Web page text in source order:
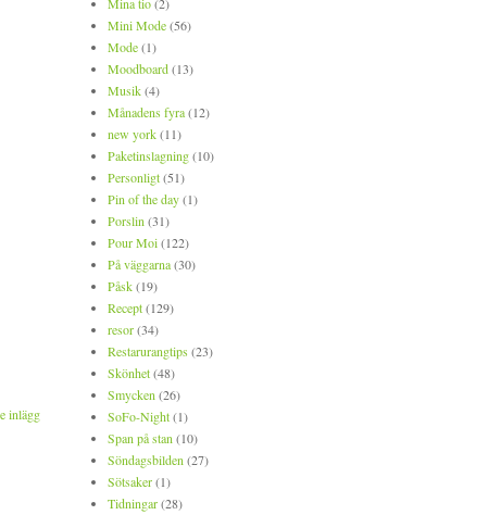
inlägg
Mini Mode(56)
Mode(1)
Moodboard(13)
Musik(4)
Månadens fyra(12)
new york(11)
Paketinslagning(10)
Personligt(51)
Pin of the day(1)
Porslin (31)
Pour Moi(122)
På väggarna(30)
Påsk(19)
Recept(129)
resor(34)
Restarurangtips (23)
Skönhet(48)
Smycken (26)
SoFo-Night(1)
Span på stan (10)
Söndagsbilden (27)
Sötsaker(1)
Tidningar(28)